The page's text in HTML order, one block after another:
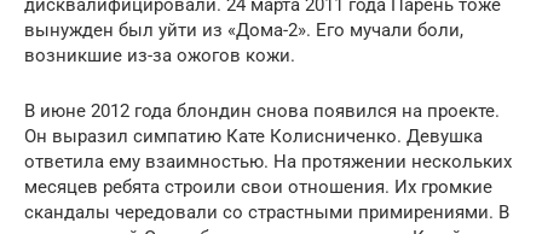
дисквалифицировали. 24 марта 2011 года Парень тоже
вынужден был уйти из «Дома-2». Его мучали боли,
возникшие из-за ожогов кожи.
В июне 2012 года блондин снова появился на проекте.
Он выразил симпатию Кате Колисниченко. Девушка
ответила ему взаимностью. На протяжении нескольких
месяцев ребята строили свои отношения. Их громкие
скандалы чередовали со страстными примирениями. В